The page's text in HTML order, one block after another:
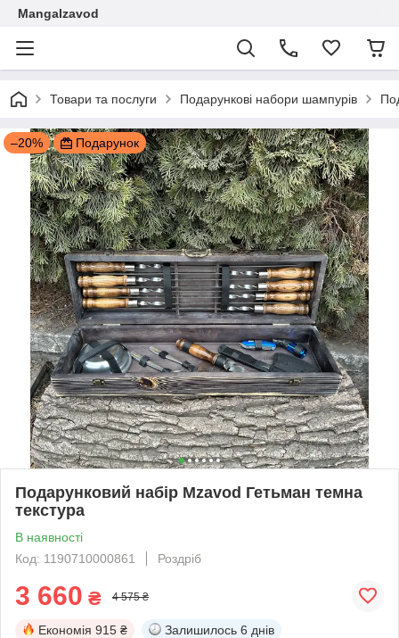
Mangalzavod
Товари та послуги Подарункові набори шампурів
–20% Подарунок
Подарунковий набір Mzavod Гетьман темна
текстура
В наявності
Код: 1190710000861
Роздріб
3 660 ₴ 4 575 ₴
Економія 915 ₴ Залишилось 6 днів